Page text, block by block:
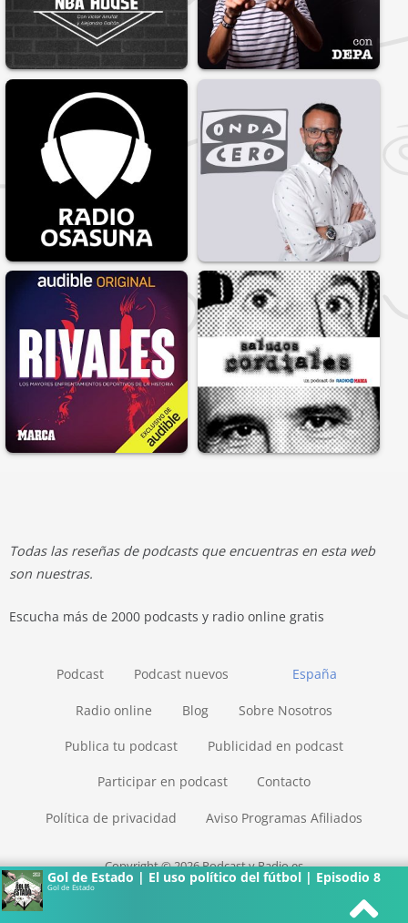
Gol de Estado | El uso político del fútbol | Episodio 8
Gol de Estado
Todas las reseñas de podcasts que encuentras en esta web
son nuestras.
Escucha más de 2000 podcasts y radio online gratis
España
Podcast Podcast nuevos
Radio online Blog Sobre Nosotros
Publica tu podcast Publicidad en podcast
Participar en podcast Contacto
Política de privacidad Aviso Programas Afiliados
Copyright © 2026 Podcast y Radio.es